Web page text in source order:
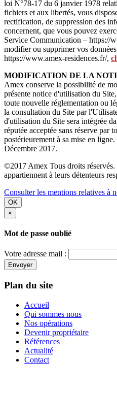
loi N°78-17 du 6 janvier 1978
fichiers et aux libertés, vous
rectification, de suppression des
concernent, que vous pouvez
Service Communication – https://
modifier ou supprimer vos
https://www.amex-residences.fr/,
MODIFICATION DE LA
Amex conserve la possibilité de
présente notice d'utilisation du
toute nouvelle réglementation ou
la consultation du Site par
d'utilisation du Site sera intégrée
réputée acceptée sans réserve par
postérieurement à sa mise en
Décembre 2017.
©2017 Amex Tous droits réservés.
appartiennent à leurs détenteurs
Consulter les mentions relatives à
OK
×
Mot de passe oublié
Votre adresse mail :
Envoyer
Plan du site
Accueil
Qui sommes nous
Nos opérations
Devenir propriétaire
Références
Actualité
Contact